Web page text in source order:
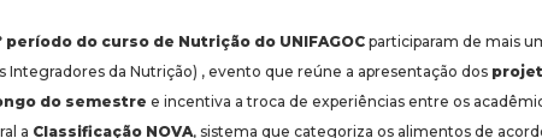
período do curso de Nutrição do UNIFAGOC participaram de mais
Integradores da Nutrição) , evento que reúne a apresentação dos
do semestre e incentiva a troca de experiências entre os
a Classificação NOVA, sistema que categoriza os alimentos de